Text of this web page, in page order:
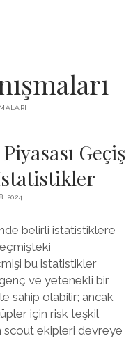
PARASIZ
Geçiş
2024
belirli istatistiklere
bu istatistikler
genç ve yetenekli bir
sahip olabilir; ancak
için risk teşkil
scout ekipleri devreye